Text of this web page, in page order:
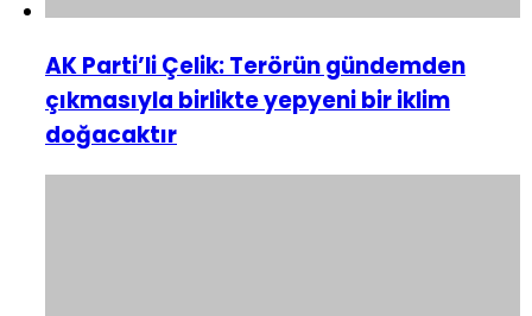
AK Parti’li Çelik: Terörün gündemden
çıkmasıyla birlikte yepyeni bir iklim
doğacaktır